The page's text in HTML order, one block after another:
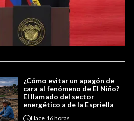
¿Cómo evitar un apagón de
cara al fenómeno de El Niño?
El llamado del sector
energético a de la Espriella
Hace 16 horas